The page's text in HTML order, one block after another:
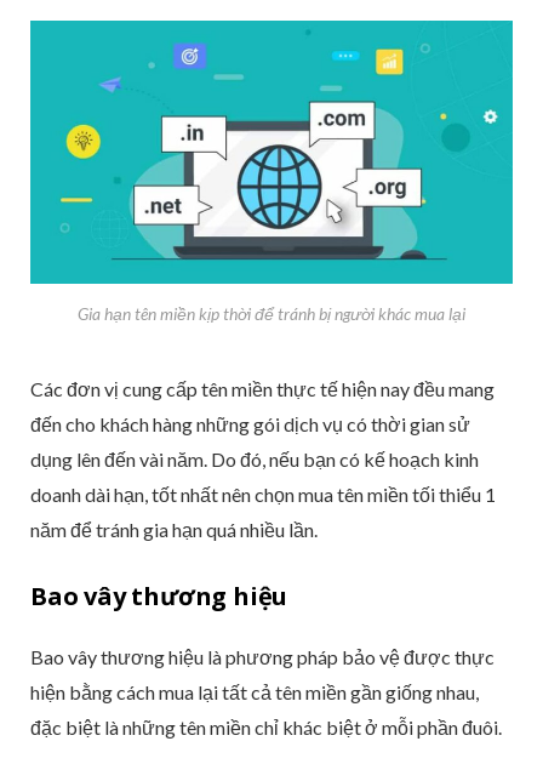
Gia hạn tên miền kịp thời để tránh bị người khác mua lại
Các đơn vị cung cấp tên miền thực tế hiện nay đều mang
đến cho khách hàng những gói dịch vụ có thời gian sử
dụng lên đến vài năm. Do đó, nếu bạn có kế hoạch kinh
doanh dài hạn, tốt nhất nên chọn mua tên miền tối thiểu 1
năm để tránh gia hạn quá nhiều lần.
Bao vây thương hiệu
Bao vây thương hiệu là phương pháp bảo vệ được thực
hiện bằng cách mua lại tất cả tên miền gần giống nhau,
đặc biệt là những tên miền chỉ khác biệt ở mỗi phần đuôi.